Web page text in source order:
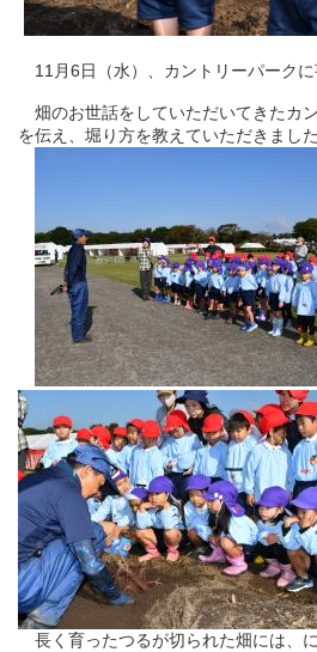
11月6日（水）、カントリーパークに
畑のお世話をしていただいてきたカ
を伝え、堀り方を教えていただきました
長く育ったつるが切られた畑には、